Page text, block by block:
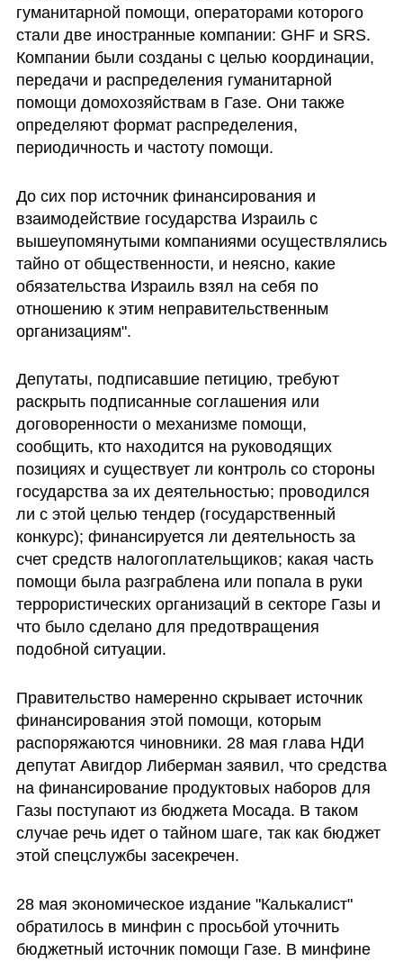
гуманитарной помощи, операторами которого
стали две иностранные компании: GHF и SRS.
Компании были созданы с целью координации,
передачи и распределения гуманитарной
помощи домохозяйствам в Газе. Они также
определяют формат распределения,
периодичность и частоту помощи.
До сих пор источник финансирования и
взаимодействие государства Израиль с
вышеупомянутыми компаниями осуществлялись
тайно от общественности, и неясно, какие
обязательства Израиль взял на себя по
отношению к этим неправительственным
организациям".
Депутаты, подписавшие петицию, требуют
раскрыть подписанные соглашения или
договоренности о механизме помощи,
сообщить, кто находится на руководящих
позициях и существует ли контроль со стороны
государства за их деятельностью; проводился
ли с этой целью тендер (государственный
конкурс); финансируется ли деятельность за
счет средств налогоплательщиков; какая часть
помощи была разграблена или попала в руки
террористических организаций в секторе Газы и
что было сделано для предотвращения
подобной ситуации.
Правительство намеренно скрывает источник
финансирования этой помощи, которым
распоряжаются чиновники. 28 мая глава НДИ
депутат Авигдор Либерман заявил, что средства
на финансирование продуктовых наборов для
Газы поступают из бюджета Мосада. В таком
случае речь идет о тайном шаге, так как бюджет
этой спецслужбы засекречен.
28 мая экономическое издание "Калькалист"
обратилось в минфин с просьбой уточнить
бюджетный источник помощи Газе. В минфине